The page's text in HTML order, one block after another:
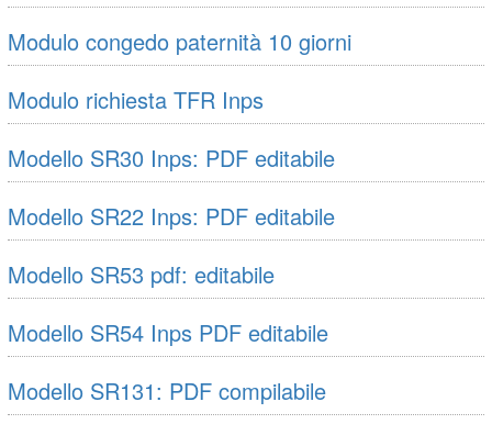
Modulo congedo paternità 10 giorni
Modulo richiesta TFR Inps
Modello SR30 Inps: PDF editabile
Modello SR22 Inps: PDF editabile
Modello SR53 pdf: editabile
Modello SR54 Inps PDF editabile
Modello SR131: PDF compilabile